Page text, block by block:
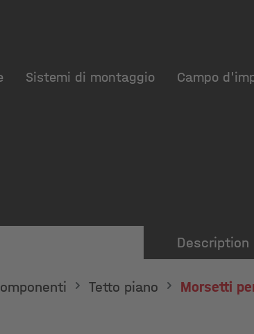
Sistemi di montaggio Campo
Description
Tetto piano Morsetti